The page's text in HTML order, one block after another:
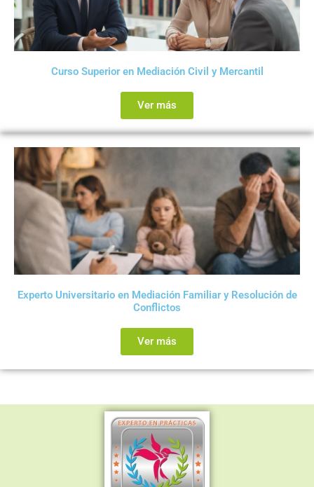
Curso Superior en Mediación Civil y Mercantil
Ver más
Experto Universitario en Mediación Familiar y Resolución de
Conflictos
Ver más